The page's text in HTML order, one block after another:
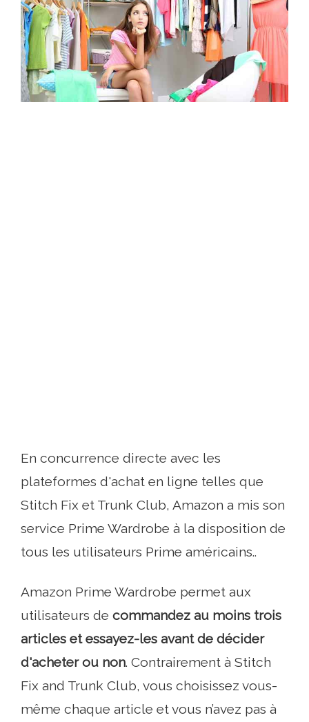
En concurrence directe avec les
plateformes d'achat en ligne telles que
Stitch Fix et Trunk Club, Amazon a mis son
service Prime Wardrobe à la disposition de
tous les utilisateurs Prime américains..
Amazon Prime Wardrobe permet aux
utilisateurs de commandez au moins trois
articles et essayez-les avant de décider
d'acheter ou non. Contrairement à Stitch
Fix and Trunk Club, vous choisissez vous-
même chaque article et vous n’avez pas à